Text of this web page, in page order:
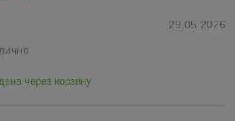
29.05.2026
через корзину